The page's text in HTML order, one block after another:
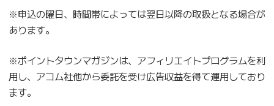
※申込の曜日、時間帯によっては翌日以降の取扱となる場合が
あります。
※ポイントタウンマガジンは、アフィリエイトプログラムを利
用し、アコム社他から委託を受け広告収益を得て運用しており
ます。